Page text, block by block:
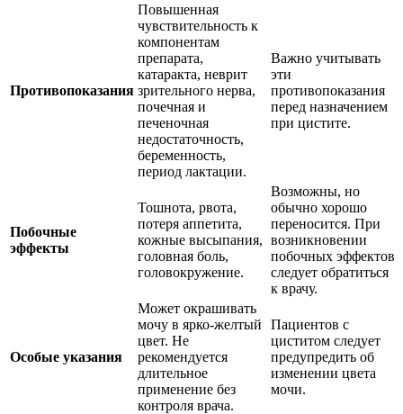
Противопоказания
Повышенная
чувствительность к
компонентам
препарата,
катаракта, неврит
зрительного нерва,
почечная и
печеночная
недостаточность,
беременность,
период лактации.
Важно учитывать
эти
противопоказания
перед назначением
при цистите.
Побочные
эффекты
Тошнота, рвота,
потеря аппетита,
кожные высыпания,
головная боль,
головокружение.
Возможны, но
обычно хорошо
переносится. При
возникновении
побочных эффектов
следует обратиться
к врачу.
Особые указания
Может окрашивать
мочу в ярко-желтый
цвет. Не
рекомендуется
длительное
применение без
контроля врача.
Пациентов с
циститом следует
предупредить об
изменении цвета
мочи.